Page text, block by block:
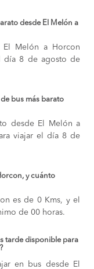
desde El Melón a
Melón a Horcon
día 8 de agosto de
bus más barato
desde El Melón a
viajar el día 8 de
y cuánto
es de 0 Kms, y el
de 00 horas.
tarde disponible para
en bus desde El